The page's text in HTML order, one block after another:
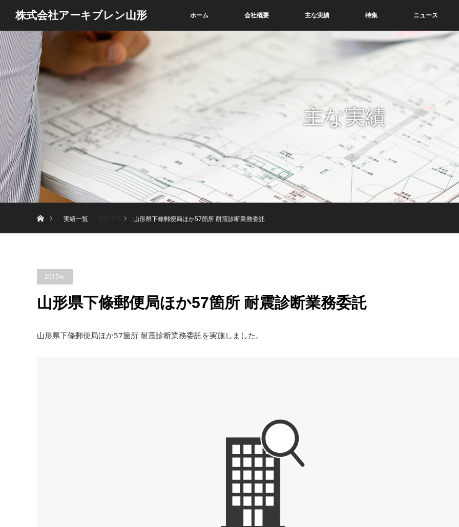
株式会社アーキブレン山形 ホーム 会社概要 主な実績 特集 ニュース
主な実績
実績一覧
山形県下條郵便局ほか57箇所 耐震診断業務委託
2015年
山形県下條郵便局ほか57箇所 耐震診断業務委託
山形県下條郵便局ほか57箇所 耐震診断業務委託を実施しました。